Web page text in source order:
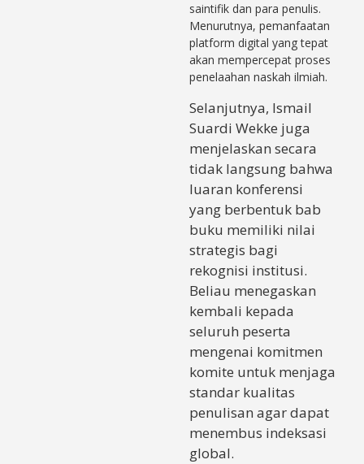
saintifik dan para penulis.
Menurutnya, pemanfaatan
platform digital yang tepat
akan mempercepat proses
penelaahan naskah ilmiah.
Selanjutnya, Ismail
Suardi Wekke juga
menjelaskan secara
tidak langsung bahwa
luaran konferensi
yang berbentuk bab
buku memiliki nilai
strategis bagi
rekognisi institusi.
Beliau menegaskan
kembali kepada
seluruh peserta
mengenai komitmen
komite untuk menjaga
standar kualitas
penulisan agar dapat
menembus indeksasi
global.